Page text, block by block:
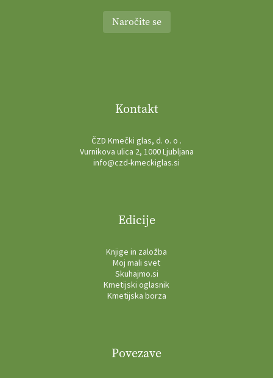
Naročite se
Kontakt
ČZD Kmečki glas, d. o. o .
Vurnikova ulica 2, 1000 Ljubljana
info@czd-kmeckiglas.si
Edicije
Knjige in založba
Moj mali svet
Skuhajmo.si
Kmetijski oglasnik
Kmetijska borza
Povezave